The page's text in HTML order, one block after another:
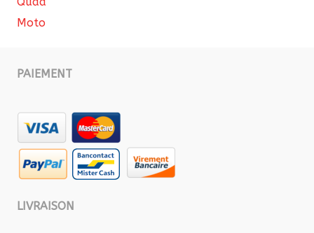
Moto
PAIEMENT
LIVRAISON